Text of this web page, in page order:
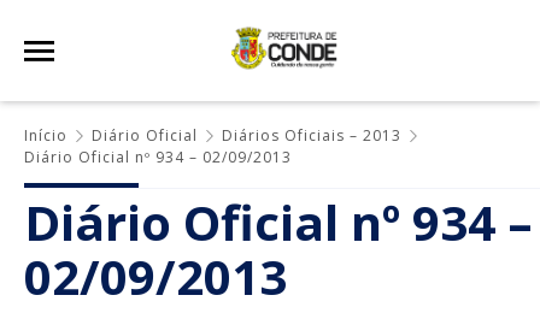
Início Diário Oficial
Diários Oficiais – 2013
Diário Oficial nº 934 – 02/09/2013
Diário Oficial nº 934 –
02/09/2013